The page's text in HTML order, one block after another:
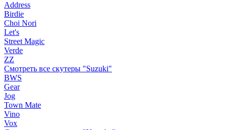
Address
Birdie
Choi Nori
Let's
Street Magic
Verde
ZZ
Смотреть все скутеры "Suzuki"
BWS
Gear
Jog
Town Mate
Vino
Vox